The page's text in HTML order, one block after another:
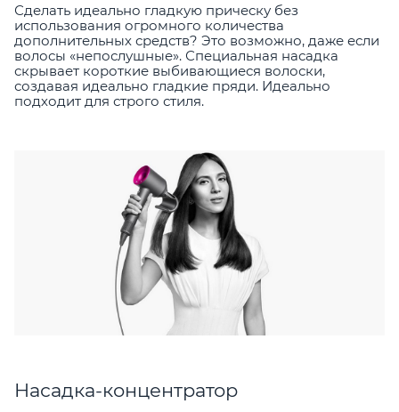
Сделать идеально гладкую прическу без
использования огромного количества
дополнительных средств? Это возможно, даже если
волосы «непослушные». Специальная насадка
скрывает короткие выбивающиеся волоски,
создавая идеально гладкие пряди. Идеально
подходит для строго стиля.
Насадка-концентратор